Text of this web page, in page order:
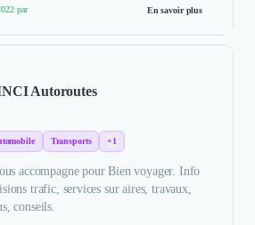
par En savoir plus
Autoroutes
Transports +1
accompagne pour Bien voyager. Info
trafic, services sur aires, travaux,
conseils.